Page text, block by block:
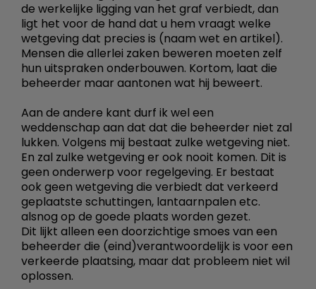
de werkelijke ligging van het graf verbiedt, dan
ligt het voor de hand dat u hem vraagt welke
wetgeving dat precies is (naam wet en artikel).
Mensen die allerlei zaken beweren moeten zelf
hun uitspraken onderbouwen. Kortom, laat die
beheerder maar aantonen wat hij beweert.
Aan de andere kant durf ik wel een
weddenschap aan dat dat die beheerder niet zal
lukken. Volgens mij bestaat zulke wetgeving niet.
En zal zulke wetgeving er ook nooit komen. Dit is
geen onderwerp voor regelgeving. Er bestaat
ook geen wetgeving die verbiedt dat verkeerd
geplaatste schuttingen, lantaarnpalen etc.
alsnog op de goede plaats worden gezet.
Dit lijkt alleen een doorzichtige smoes van een
beheerder die (eind)verantwoordelijk is voor een
verkeerde plaatsing, maar dat probleem niet wil
oplossen.